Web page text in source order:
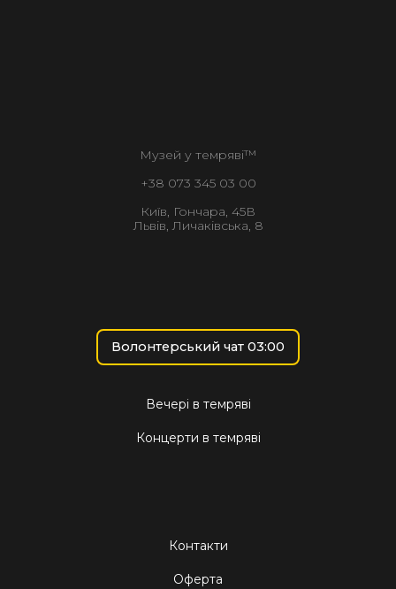
Музей у темряві™
+38 073 345 03 00
Київ, Гончара, 45В
Львів, Личаківська, 8
Волонтерський чат 03:00
Вечері в темряві
Концерти в темряві
Контакти
Оферта